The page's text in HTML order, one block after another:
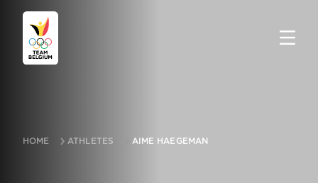
HOME ATHLETES AIME HAEGEMAN